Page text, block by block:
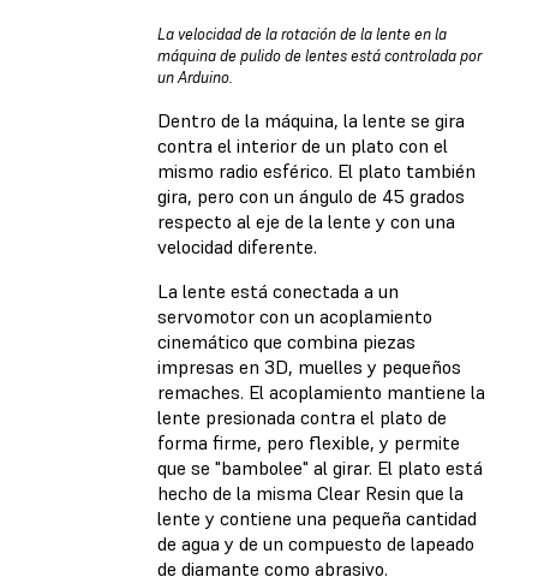
La velocidad de la rotación de la lente en la
máquina de pulido de lentes está controlada por
un Arduino.
Dentro de la máquina, la lente se gira
contra el interior de un plato con el
mismo radio esférico. El plato también
gira, pero con un ángulo de 45 grados
respecto al eje de la lente y con una
velocidad diferente.
La lente está conectada a un
servomotor con un acoplamiento
cinemático que combina piezas
impresas en 3D, muelles y pequeños
remaches. El acoplamiento mantiene la
lente presionada contra el plato de
forma firme, pero flexible, y permite
que se "bambolee" al girar. El plato está
hecho de la misma Clear Resin que la
lente y contiene una pequeña cantidad
de agua y de un compuesto de lapeado
de diamante como abrasivo.